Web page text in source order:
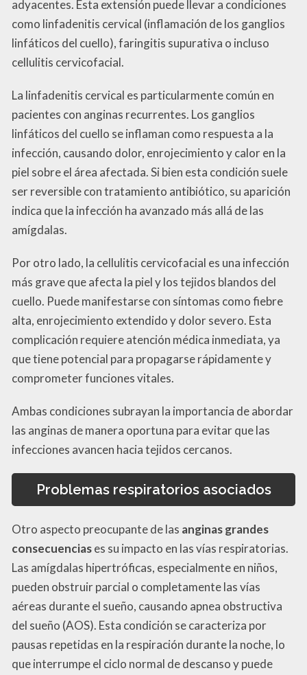
adyacentes. Esta extensión puede llevar a condiciones
como linfadenitis cervical (inflamación de los ganglios
linfáticos del cuello), faringitis supurativa o incluso
cellulitis cervicofacial.
La linfadenitis cervical es particularmente común en
pacientes con anginas recurrentes. Los ganglios
linfáticos del cuello se inflaman como respuesta a la
infección, causando dolor, enrojecimiento y calor en la
piel sobre el área afectada. Si bien esta condición suele
ser reversible con tratamiento antibiótico, su aparición
indica que la infección ha avanzado más allá de las
amígdalas.
Por otro lado, la cellulitis cervicofacial es una infección
más grave que afecta la piel y los tejidos blandos del
cuello. Puede manifestarse con síntomas como fiebre
alta, enrojecimiento extendido y dolor severo. Esta
complicación requiere atención médica inmediata, ya
que tiene potencial para propagarse rápidamente y
comprometer funciones vitales.
Ambas condiciones subrayan la importancia de abordar
las anginas de manera oportuna para evitar que las
infecciones avancen hacia tejidos cercanos.
Problemas respiratorios asociados
Otro aspecto preocupante de las anginas grandes
consecuenciases su impacto en las vías respiratorias.
Las amígdalas hipertróficas, especialmente en niños,
pueden obstruir parcial o completamente las vías
aéreas durante el sueño, causando apnea obstructiva
del sueño (AOS). Esta condición se caracteriza por
pausas repetidas en la respiración durante la noche, lo
que interrumpe el ciclo normal de descanso y puede